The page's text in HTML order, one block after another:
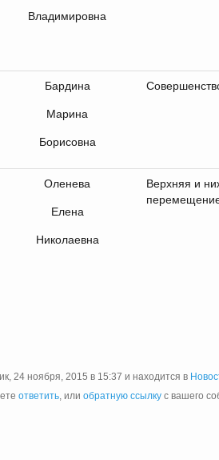
Владимировна
Бардина
Марина
Борисовна
Оленева
Елена
Николаевна
Верхняя и
24 ноября, 2015 в 15:37 и находится в
ответить, или обратную ссылку с вашего